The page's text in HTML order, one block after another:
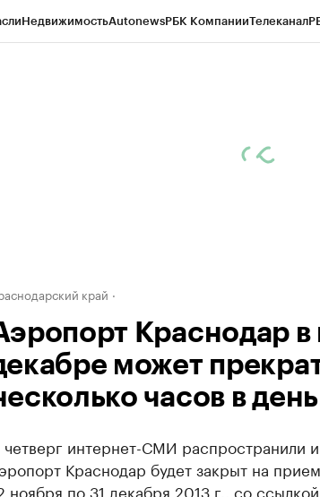
НедвижимостьAutonewsРБК КомпанииТелеканал
край
Краснодар в
может
часов в
четверг интернет-СМИ распространили
Краснодар будет закрыт на
ноября по 31 декабря 2013 г., со